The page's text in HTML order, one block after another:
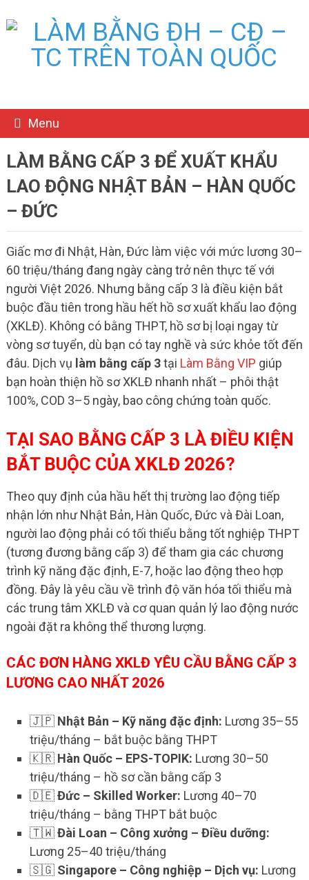
Menu
LÀM BẰNG CẤP 3 ĐỂ XUẤT KHẨU
LAO ĐỘNG NHẬT BẢN – HÀN QUỐC
– ĐỨC
Giấc mơ đi Nhật, Hàn, Đức làm việc với mức lương 30–
60 triệu/tháng đang ngày càng trở nên thực tế với
người Việt 2026. Nhưng bằng cấp 3 là điều kiện bắt
buộc đầu tiên trong hầu hết hồ sơ xuất khẩu lao động
(XKLĐ). Không có bằng THPT, hồ sơ bị loại ngay từ
vòng sơ tuyển, dù bạn có tay nghề và sức khỏe tốt đến
đâu. Dịch vụ làm bằng cấp 3tại Làm Bằng VIP giúp
bạn hoàn thiện hồ sơ XKLĐ nhanh nhất – phôi thật
100%, COD 3–5 ngày, bao công chứng toàn quốc.
TẠI SAO BẰNG CẤP 3 LÀ ĐIỀU KIỆN
BẮT BUỘC CỦA XKLĐ 2026?
Theo quy định của hầu hết thị trường lao động tiếp
nhận lớn như Nhật Bản, Hàn Quốc, Đức và Đài Loan,
người lao động phải có tối thiểu bằng tốt nghiệp THPT
(tương đương bằng cấp 3) để tham gia các chương
trình kỹ năng đặc định, E-7, hoặc lao động theo hợp
đồng. Đây là yêu cầu về trình độ văn hóa tối thiểu mà
các trung tâm XKLĐ và cơ quan quản lý lao động nước
ngoài đặt ra không thể thương lượng.
CÁC ĐƠN HÀNG XKLĐ YÊU CẦU BẰNG CẤP 3
LƯƠNG CAO NHẤT 2026
🇯🇵 Nhật Bản – Kỹ năng đặc định: Lương 35–55
triệu/tháng – bắt buộc bằng THPT
🇰🇷 Hàn Quốc – EPS-TOPIK: Lương 30–50
triệu/tháng – hồ sơ cần bằng cấp 3
🇩🇪Đức – Skilled Worker: Lương 40–70
triệu/tháng – bằng THPT bắt buộc
🇹🇼Đài Loan – Công xưởng – Điều dưỡng:
Lương 25–40 triệu/tháng
🇸🇬 Singapore – Công nghiệp – Dịch vụ: Lương